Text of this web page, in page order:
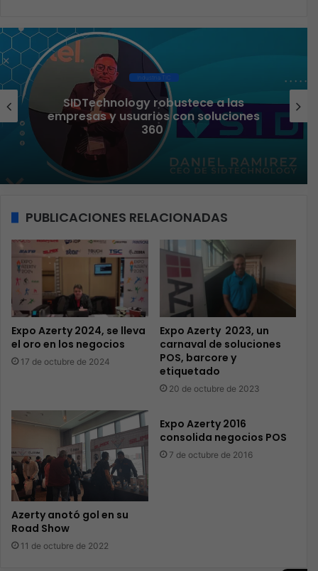
Industria TIC
Liderazgo femenino que transforma el
sector TI
PUBLICACIONES RELACIONADAS
Expo Azerty 2024, se lleva
el oro en los negocios
17 de octubre de 2024
Expo Azerty 2023, un
carnaval de soluciones
POS, barcore y
etiquetado
20 de octubre de 2023
Azerty anotó gol en su
Road Show
11 de octubre de 2022
Expo Azerty 2016
consolida negocios POS
7 de octubre de 2016